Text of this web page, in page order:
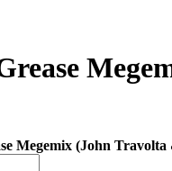
Megemix (John